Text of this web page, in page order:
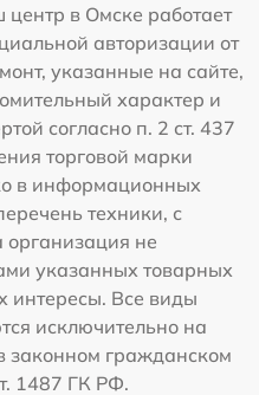
в Омске работает
авторизации от
указанные на сайте,
характер и
согласно п. 2 ст. 437
торговой марки
в информационных
техники, с
не
указанных товарных
интересы. Все виды
исключительно на
законном гражданском
1487 ГК РФ.